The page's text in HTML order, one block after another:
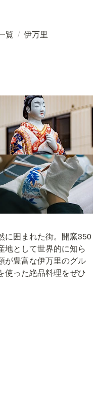
覧 / 伊万里
に囲まれた街。開窯350
地として世界的に知ら
が豊富な伊万里のグル
使った絶品料理をぜひ